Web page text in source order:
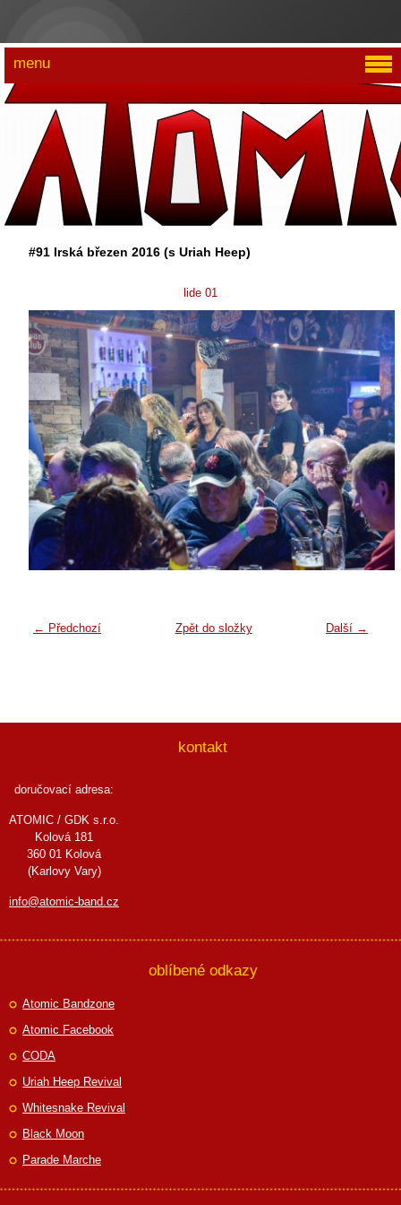
#91 Irská březen 2016 (s Uriah Heep)
lide 01
← Předchozí Další →
Zpět do složky
menu
kontakt
doručovací adresa:
ATOMIC / GDK s.r.o.
Kolová 181
360 01 Kolová
(Karlovy Vary)
info@atomic-band.cz
oblíbené odkazy
Atomic Bandzone
Atomic Facebook
CODA
Uriah Heep Revival
Whitesnake Revival
Black Moon
Parade Marche